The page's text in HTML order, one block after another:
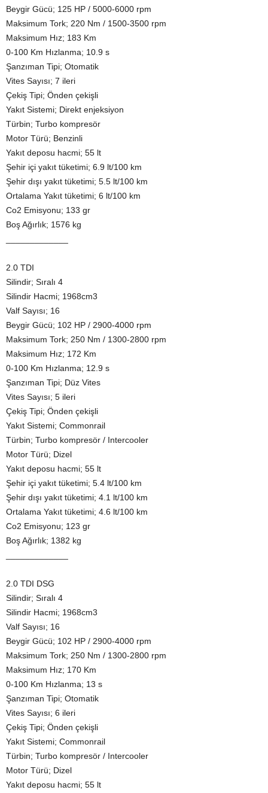
Beygir Gücü; 125 HP / 5000-6000 rpm
Maksimum Tork; 220 Nm / 1500-3500 rpm
Maksimum Hız; 183 Km
0-100 Km Hızlanma; 10.9 s
Şanzıman Tipi; Otomatik
Vites Sayısı; 7 ileri
Çekiş Tipi; Önden çekişli
Yakıt Sistemi; Direkt enjeksiyon
Türbin; Turbo kompresör
Motor Türü; Benzinli
Yakıt deposu hacmi; 55 lt
Şehir içi yakıt tüketimi; 6.9 lt/100 km
Şehir dışı yakıt tüketimi; 5.5 lt/100 km
Ortalama Yakıt tüketimi; 6 lt/100 km
Co2 Emisyonu; 133 gr
Boş Ağırlık; 1576 kg
2.0 TDI
Silindir; Sıralı 4
Silindir Hacmi; 1968cm3
Valf Sayısı; 16
Beygir Gücü; 102 HP / 2900-4000 rpm
Maksimum Tork; 250 Nm / 1300-2800 rpm
Maksimum Hız; 172 Km
0-100 Km Hızlanma; 12.9 s
Şanzıman Tipi; Düz Vites
Vites Sayısı; 5 ileri
Çekiş Tipi; Önden çekişli
Yakıt Sistemi; Commonrail
Türbin; Turbo kompresör / Intercooler
Motor Türü; Dizel
Yakıt deposu hacmi; 55 lt
Şehir içi yakıt tüketimi; 5.4 lt/100 km
Şehir dışı yakıt tüketimi; 4.1 lt/100 km
Ortalama Yakıt tüketimi; 4.6 lt/100 km
Co2 Emisyonu; 123 gr
Boş Ağırlık; 1382 kg
2.0 TDI DSG
Silindir; Sıralı 4
Silindir Hacmi; 1968cm3
Valf Sayısı; 16
Beygir Gücü; 102 HP / 2900-4000 rpm
Maksimum Tork; 250 Nm / 1300-2800 rpm
Maksimum Hız; 170 Km
0-100 Km Hızlanma; 13 s
Şanzıman Tipi; Otomatik
Vites Sayısı; 6 ileri
Çekiş Tipi; Önden çekişli
Yakıt Sistemi; Commonrail
Türbin; Turbo kompresör / Intercooler
Motor Türü; Dizel
Yakıt deposu hacmi; 55 lt